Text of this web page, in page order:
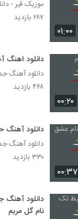
موزیک زیبای شقایق
Divoonegi)
۲۴۵ بازدید
دانلود آهنگ رضا
احسان قربان زاده
۲۸۱ بازدید
۰۱:۰۰
موزیک قیر -
۲۸۷ بازدید
۰۰:۲۰
دانلود اهنگ
۴۶۸ بازدید
۰۰:۳۷
دانلود آهنگ
۳۳۰ بازدید
دانلود آهنگ
نام گل مریم